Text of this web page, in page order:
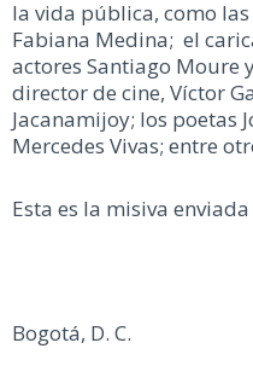
la vida pública, como
Fabiana Medina; el
actores Santiago Moure
director de cine, Víctor
Jacanamijoy; los poetas
Mercedes Vivas; entre
Esta es la misiva
Bogotá, D. C.